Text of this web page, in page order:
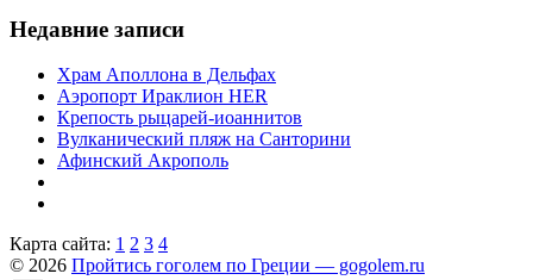
Недавние записи
Храм Аполлона в Дельфах
Аэропорт Ираклион HER
Крепость рыцарей-иоаннитов
Вулканический пляж на Санторини
Афинский Акрополь
Карта сайта: 1 2 3 4
© 2026 Пройтись гоголем по Греции — gogolem.ru